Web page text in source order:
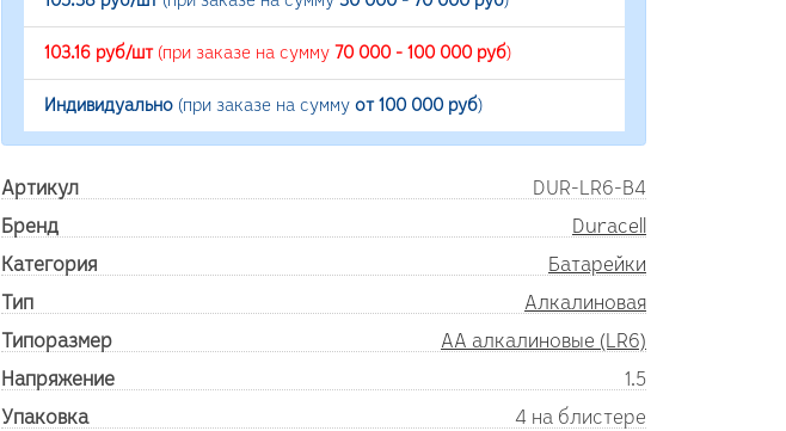
103.16 руб/шт(при заказе на сумму 70 000 - 100 000 руб)
Индивидуально (при заказе на сумму от 100 000 руб)
Артикул
DUR-LR6-B4
Бренд
Duracell
Категория
Батарейки
Тип
Алкалиновая
Типоразмер
AA алкалиновые (LR6)
Напряжение
1.5
Упаковка
4 на блистере